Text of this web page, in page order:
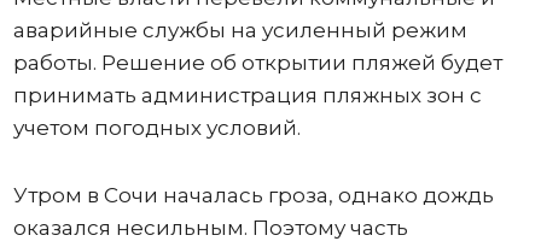
аварийные службы на усиленный режим
работы. Решение об открытии пляжей будет
принимать администрация пляжных зон с
учетом погодных условий.
Утром в Сочи началась гроза, однако дождь
оказался несильным. Поэтому часть